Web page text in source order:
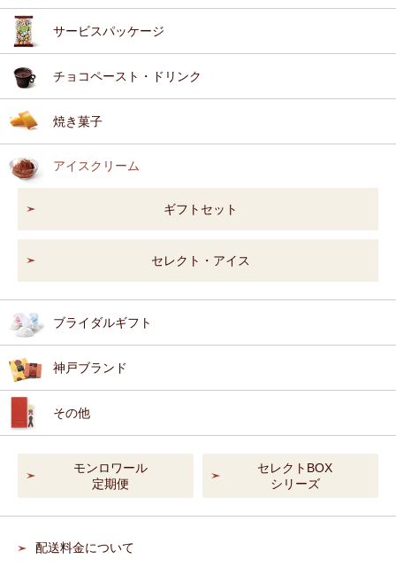
サービスパッケージ
チョコペースト・ドリンク
焼き菓子
アイスクリーム
ギフトセット
セレクト・アイス
ブライダルギフト
神戸ブランド
その他
モンロワール
定期便
セレクトBOX
シリーズ
配送料金について